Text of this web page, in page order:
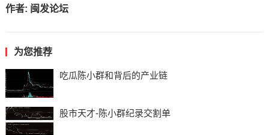
作者: 闽发论坛
为您推荐
吃瓜陈小群和背后的产业链
股市天才-陈小群纪录交割单